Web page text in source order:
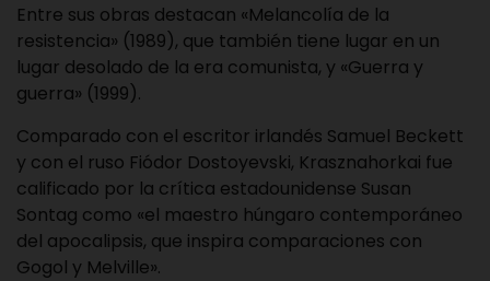
Entre sus obras destacan «Melancolía de la
resistencia» (1989), que también tiene lugar en un
lugar desolado de la era comunista, y «Guerra y
guerra» (1999).
Comparado con el escritor irlandés Samuel Beckett
y con el ruso Fiódor Dostoyevski, Krasznahorkai fue
calificado por la crítica estadounidense Susan
Sontag como «el maestro húngaro contemporáneo
del apocalipsis, que inspira comparaciones con
Gogol y Melville».